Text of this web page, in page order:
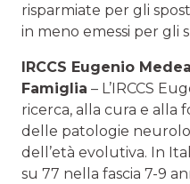
risparmiate per gli
in meno emessi per gli
IRCCS Eugenio
Famiglia – L’IRCCS
ricerca, alla cura e alla
delle patologie
dell’età evolutiva. In
su 77 nella fascia 7-9